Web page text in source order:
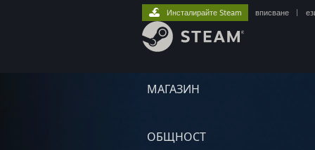
МАГАЗИН
ОБЩНОСТ
Инсталирайте Steam вписване